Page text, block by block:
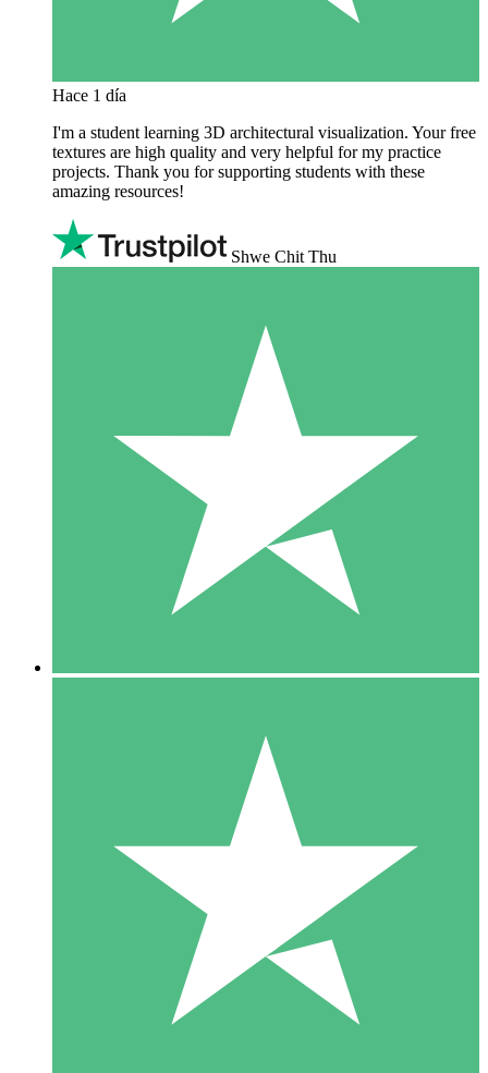
Hace 1 día
I'm a student learning 3D architectural visualization. Your free
textures are high quality and very helpful for my practice
projects. Thank you for supporting students with these
amazing resources!
Shwe Chit Thu